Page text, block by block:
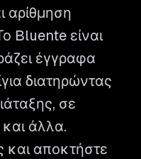
αρίθμηση
Bluente είναι
έγγραφα
διατηρώντας
σε
και άλλα.
και αποκτήστε